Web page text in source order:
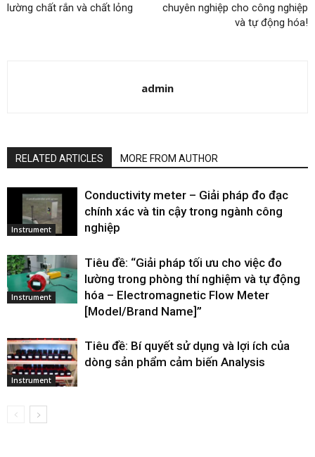
lường chất rắn và chất lỏng
chuyên nghiệp cho công nghiệp
và tự động hóa!
admin
RELATED ARTICLES MORE FROM AUTHOR
Instrument
Conductivity meter – Giải pháp đo đạc
chính xác và tin cậy trong ngành công
nghiệp
Instrument
Tiêu đề: “Giải pháp tối ưu cho việc đo
lường trong phòng thí nghiệm và tự động
hóa – Electromagnetic Flow Meter
[Model/Brand Name]”
Instrument
Tiêu đề: Bí quyết sử dụng và lợi ích của
dòng sản phẩm cảm biến Analysis